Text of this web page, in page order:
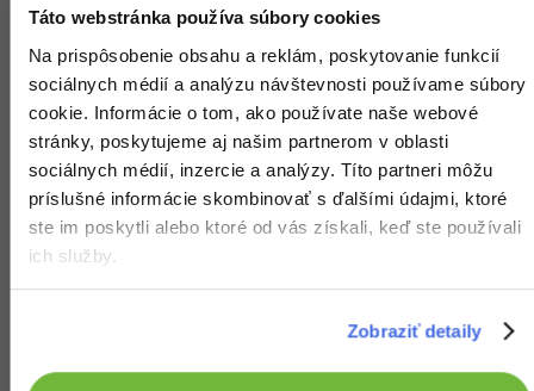
Táto webstránka používa súbory cookies
Na prispôsobenie obsahu a reklám, poskytovanie funkcií
sociálnych médií a analýzu návštevnosti používame súbory
cookie. Informácie o tom, ako používate naše webové
stránky, poskytujeme aj našim partnerom v oblasti
sociálnych médií, inzercie a analýzy. Títo partneri môžu
príslušné informácie skombinovať s ďalšími údajmi, ktoré
ste im poskytli alebo ktoré od vás získali, keď ste používali
ich služby.
Zobraziť detaily
Text
Snímky v prezentácii slúži ako osnova ako pre
prednášajúceho, tak pre poslucháčov. Malo by sa na
nich vyskytovať lenminimum textu,nepoužívajte stále
dookola tie isté slová, ktorá potom už nie sú
nevyhnutné na pochopenie významu a len zaberajú
miesto. Dôraz by sa mal klásť hlavne na stručnosť a
prehľadnosť. Ak máte k dispozícii ďalší monitor, môžete
teda päť riadkov s piatimi slovami, maximum je 7x7, kedy